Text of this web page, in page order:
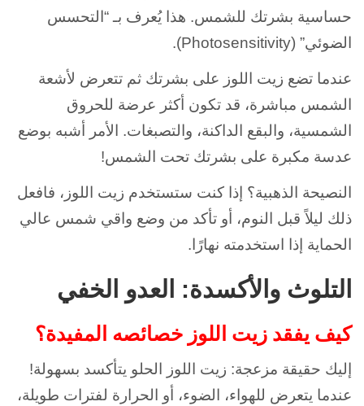
حساسية بشرتك للشمس. هذا يُعرف بـ “التحسس
الضوئي” (Photosensitivity).
عندما تضع زيت اللوز على بشرتك ثم تتعرض لأشعة
الشمس مباشرة، قد تكون أكثر عرضة للحروق
الشمسية، والبقع الداكنة، والتصبغات. الأمر أشبه بوضع
عدسة مكبرة على بشرتك تحت الشمس!
النصيحة الذهبية؟ إذا كنت ستستخدم زيت اللوز، فافعل
ذلك ليلاً قبل النوم، أو تأكد من وضع واقي شمس عالي
الحماية إذا استخدمته نهارًا.
التلوث والأكسدة: العدو الخفي
كيف يفقد زيت اللوز خصائصه المفيدة؟
إليك حقيقة مزعجة: زيت اللوز الحلو يتأكسد بسهولة!
عندما يتعرض للهواء، الضوء، أو الحرارة لفترات طويلة،